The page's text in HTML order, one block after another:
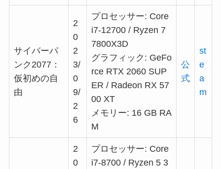
サイバーパ
ンク2077：
仮初めの自
由
2
0
2
3/
0
9/
2
6
プロセッサー: Core
i7-12700 / Ryzen 7
7800X3D
グラフィック: GeFo
rce RTX 2060 SUP
ER / Radeon RX 57
00 XT
メモリー: 16 GB RA
M
公
式
st
e
a
m
2
0
プロセッサー: Core
i7-8700 / Ryzen 5 3